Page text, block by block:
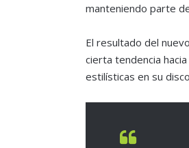
manteniendo parte
El resultado del
cierta tendencia hacia
estilísticas en su